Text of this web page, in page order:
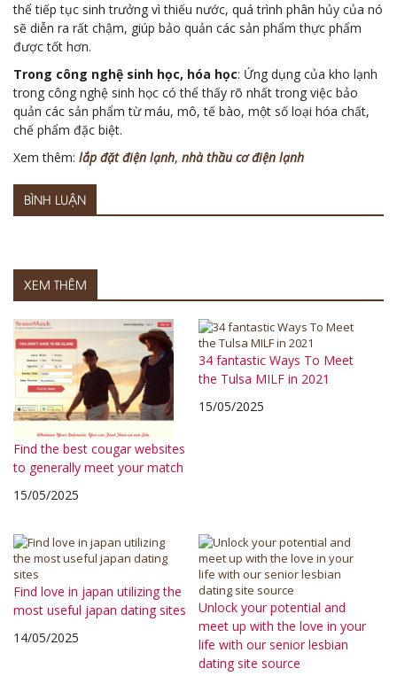
thể tiếp tục sinh trưởng vì thiếu nước, quá trình phân hủy của nó
sẽ diễn ra rất chậm, giúp bảo quản các sản phẩm thực phẩm
được tốt hơn.
Trong công nghệ sinh học, hóa học: Ứng dụng của kho lạnh
trong công nghệ sinh học có thể thấy rõ nhất trong việc bảo
quản các sản phẩm từ máu, mô, tế bào, một số loại hóa chất,
chế phẩm đặc biệt.
Xem thêm: lắp đặt điện lạnh, nhà thầu cơ điện lạnh
BÌNH LUẬN
XEM THÊM
Find the best cougar websites
to generally meet your match
15/05/2025
34 fantastic Ways To Meet
the Tulsa MILF in 2021
15/05/2025
Find love in japan utilizing the
most useful japan dating sites
14/05/2025
Unlock your potential and
meet up with the love in your
life with our senior lesbian
dating site source